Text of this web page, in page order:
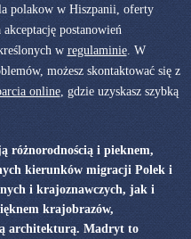
polakow w Hiszpanii, oferty
postanowień
w regulaminie. W
możesz skontaktować się z
online, gdzie uzyskasz szybką
różnorodnością i pieknem,
kierunków migracji Polek i
i krajoznawczych, jak i
krajobrazów,
architekturą. Madryt to